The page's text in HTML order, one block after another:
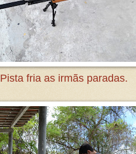
Pista fria as irmãs paradas.